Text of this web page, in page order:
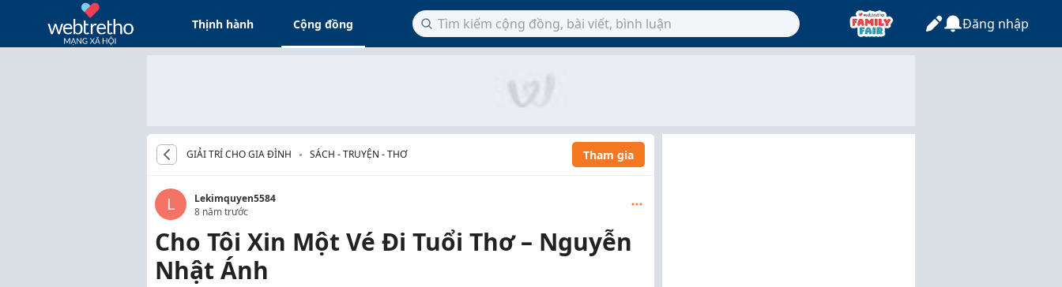
Thịnh hành Cộng đồng Đăng nhập
GIẢI TRÍ CHO GIA ĐÌNH SÁCH - TRUYỆN - THƠ Tham gia
L
Lekimquyen5584
8 năm trước
Cho Tôi Xin Một Vé Đi Tuổi Thơ – Nguyễn
Nhật Ánh